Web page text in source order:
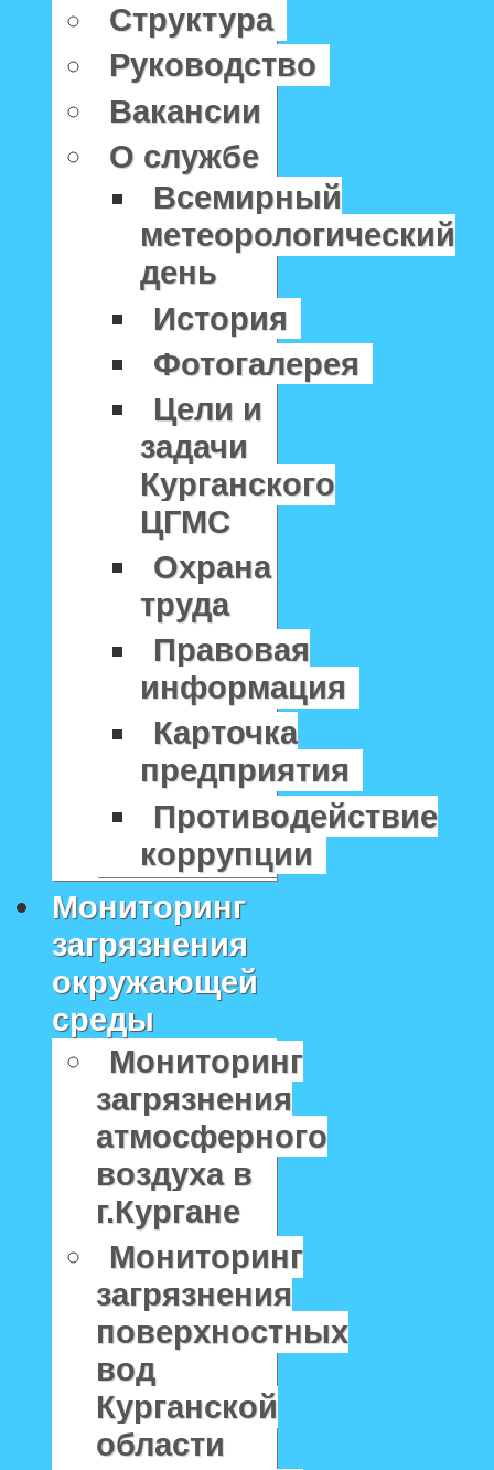
Структура
Руководство
Вакансии
О службе
Всемирный
метеорологический
день
История
Фотогалерея
Цели и
задачи
Курганского
ЦГМС
Охрана
труда
Правовая
информация
Карточка
предприятия
Противодействие
коррупции
Мониторинг
загрязнения
окружающей
среды
Мониторинг
загрязнения
атмосферного
воздуха в
г.Кургане
Мониторинг
загрязнения
поверхностных
вод
Курганской
области